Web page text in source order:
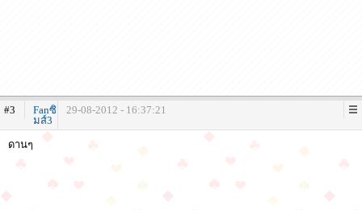
#3
Fanซิ
มส์3
29-08-2012 - 16:37:21
ดานๆ